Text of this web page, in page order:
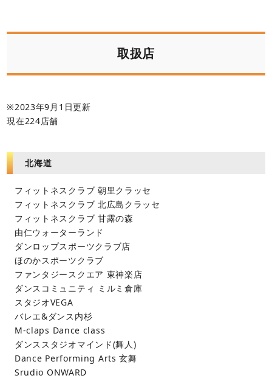
取扱店
※2023年9月1日更新
現在224店舗
北海道
フィットネスクラブ 朝里クラッセ
フィットネスクラブ 北広島クラッセ
フィットネスクラブ 甘露の森
由仁ウォーターランド
ダンロップスポーツクラブ店
ほのかスポーツクラブ
ファンタジースクエア 東神楽店
ダンスコミュニティ ミルミ倉庫
スタジオVEGA
バレエ&ダンス内杉
M-claps Dance class
ダンススタジオマインド(舞人)
Dance Performing Arts 玄舞
Srudio ONWARD